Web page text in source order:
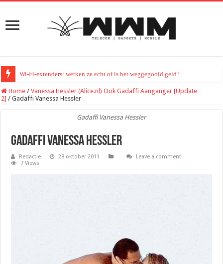
Wi-Fi-extenders: werken ze echt of is het weggegooid geld?
Home / Vanessa Hessler (Alice.nl) Ook Gadaffi Aanganger [Update
2] / Gadaffi Vanessa Hessler
Gadaffi Vanessa Hessler
Gadaffi Vanessa Hessler
Redactie 28 oktober 2011
Leave a comment
7 Views